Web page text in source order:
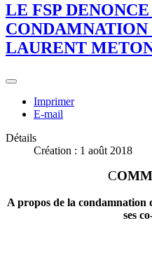
LE FSP
LAURENT
Imprimer
E-mail
Détails
Création : 1 août 2018
C
A propos de la
ses